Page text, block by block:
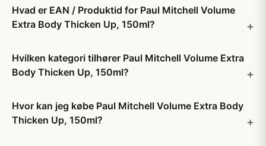
Hvad er EAN / Produktid for Paul Mitchell Volume
Extra Body Thicken Up, 150ml?
Hvilken kategori tilhører Paul Mitchell Volume Extra
Body Thicken Up, 150ml?
Hvor kan jeg købe Paul Mitchell Volume Extra Body
Thicken Up, 150ml?